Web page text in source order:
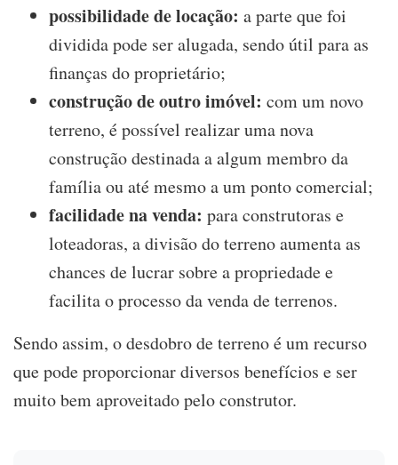
possibilidade de locação: a parte que foi
dividida pode ser alugada, sendo útil para as
finanças do proprietário;
construção de outro imóvel: com um novo
terreno, é possível realizar uma nova
construção destinada a algum membro da
família ou até mesmo a um ponto comercial;
facilidade na venda: para construtoras e
loteadoras, a divisão do terreno aumenta as
chances de lucrar sobre a propriedade e
facilita o processo da venda de terrenos.
Sendo assim, o desdobro de terreno é um recurso
que pode proporcionar diversos benefícios e ser
muito bem aproveitado pelo construtor.